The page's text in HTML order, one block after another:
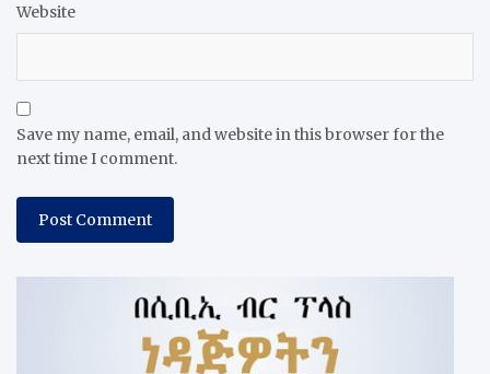
Website
Save my name, email, and website in this browser for the
next time I comment.